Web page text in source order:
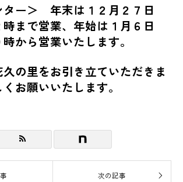
ター＞ 年末は１２月２７日
時まで営業、年始は１月６日
時から営業いたします。
の里をお引き立ていただきま
お願いいたします。